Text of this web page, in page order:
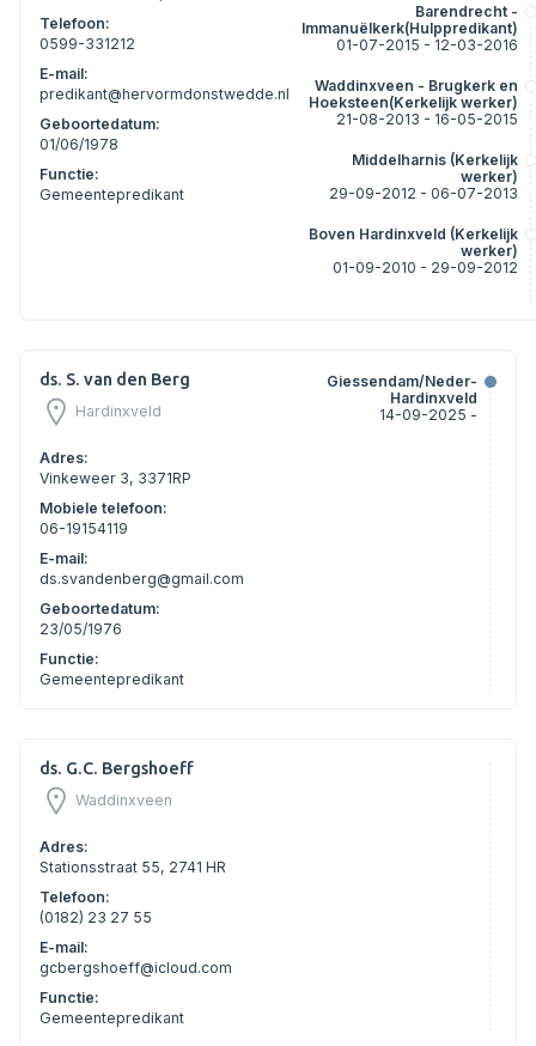
Telefoon:
0599-331212
E-mail:
predikant@hervormdonstwedde.nl
Geboortedatum:
01/06/1978
Functie:
Gemeentepredikant
Barendrecht -
Immanuëlkerk(Hulppredikant)
01-07-2015 - 12-03-2016
Waddinxveen - Brugkerk en
Hoeksteen(Kerkelijk werker)
21-08-2013 - 16-05-2015
Middelharnis (Kerkelijk
werker)
29-09-2012 - 06-07-2013
Boven Hardinxveld (Kerkelijk
werker)
01-09-2010 - 29-09-2012
ds. S. van den Berg
Hardinxveld
Adres:
Vinkeweer 3, 3371RP
Mobiele telefoon:
06-19154119
E-mail:
ds.svandenberg@gmail.com
Geboortedatum:
23/05/1976
Functie:
Gemeentepredikant
Giessendam/Neder-
Hardinxveld
14-09-2025 -
ds. G.C. Bergshoeff
Waddinxveen
Adres:
Stationsstraat 55, 2741 HR
Telefoon:
(0182) 23 27 55
E-mail:
gcbergshoeff@icloud.com
Functie:
Gemeentepredikant